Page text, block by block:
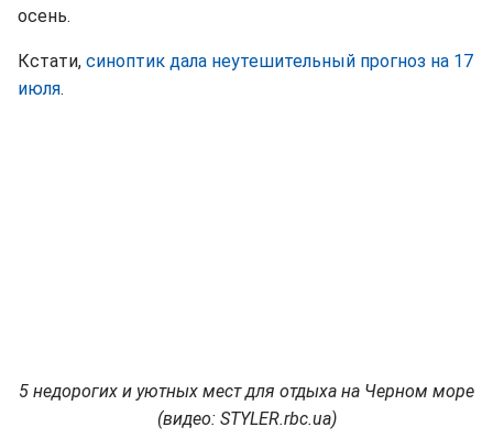
осень.
Кстати, синоптик дала неутешительный прогноз на 17
июля.
5 недорогих и уютных мест для отдыха на Черном море
(видео: STYLER.rbc.ua)